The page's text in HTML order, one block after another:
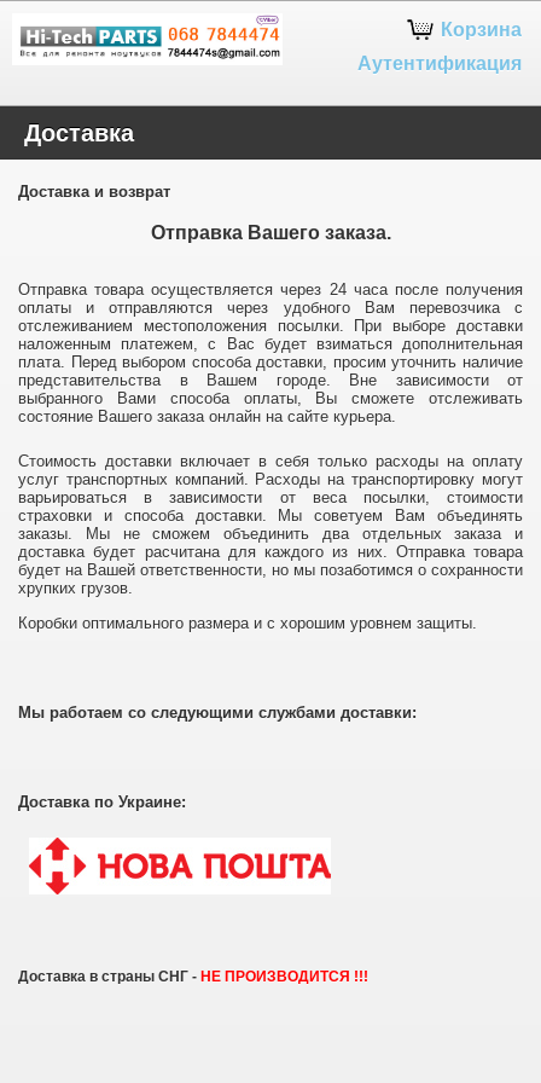
Корзина
Аутентификация
Доставка
Доставка и возврат
Отправка Вашего заказа.
Отправка товара осуществляется через 24 часа после получения
оплаты и отправляются через удобного Вам перевозчика с
отслеживанием местоположения посылки. При выборе доставки
наложенным платежем, с Вас будет взиматься дополнительная
плата. Перед выбором способа доставки, просим уточнить наличие
представительства в Вашем городе. Вне зависимости от
выбранного Вами способа оплаты, Вы сможете отслеживать
состояние Вашего заказа онлайн на сайте курьера.
Стоимость доставки включает в себя только расходы на оплату
услуг транспортных компаний. Расходы на транспортировку могут
варьироваться в зависимости от веса посылки, стоимости
страховки и способа доставки. Мы советуем Вам объединять
заказы. Мы не сможем объединить два отдельных заказа и
доставка будет расчитана для каждого из них. Отправка товара
будет на Вашей ответственности, но мы позаботимся о сохранности
хрупких грузов.
Коробки оптимального размера и с хорошим уровнем защиты.
Мы работаем со следующими службами доставки:
Доставка по Украине:
Доставка в страны СНГ - НЕ ПРОИЗВОДИТСЯ !!!